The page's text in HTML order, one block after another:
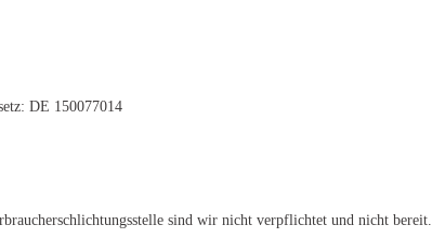
DE 150077014
sind wir nicht verpflichtet und nicht bereit.